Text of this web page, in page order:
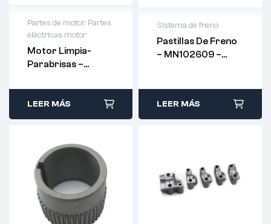
Partes de motor, Partes
eléctricas motor
Motor Limpia-
Parabrisas –
LEER MÁS
Sistema de freno
Pastillas De Freno
– MN102609 –
LEER MÁS